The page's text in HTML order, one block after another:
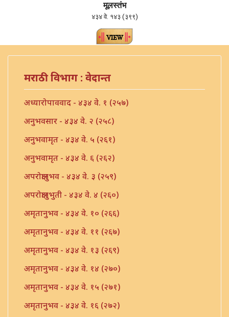
मूलस्तंभ
४३४ वे. १४३ (३९९)
मराठी विभाग : वेदान्त
अध्यारोपाववाद - ४३४ वे. १ (२५७)
अनुभवसार - ४३४ वे. २ (२५८)
अनुभवामृत - ४३४ वे. ५ (२६१)
अनुभवामृत - ४३४ वे. ६ (२६२)
अपरोक्षानुभव - ४३४ वे. ३ (२५९)
अपरोक्षानुभुती - ४३४ वे. ४ (२६०)
अमृतानुभव - ४३४ वे. १० (२६६)
अमृतानुभव - ४३४ वे. ११ (२६७)
अमृतानुभव - ४३४ वे. १३ (२६९)
अमृतानुभव - ४३४ वे. १४ (२७०)
अमृतानुभव - ४३४ वे. १५ (२७१)
अमृतानुभव - ४३४ वे. १६ (२७२)